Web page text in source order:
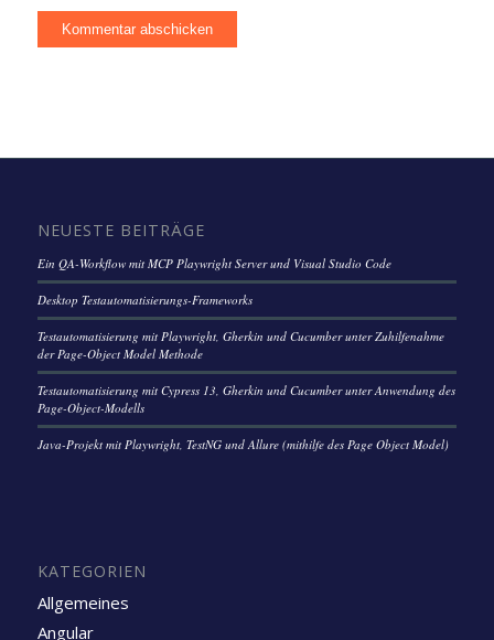
NEUESTE BEITRÄGE
Ein QA-Workflow mit MCP Playwright Server und Visual Studio Code
Desktop Testautomatisierungs-Frameworks
Testautomatisierung mit Playwright, Gherkin und Cucumber unter Zuhilfenahme
der Page-Object Model Methode
Testautomatisierung mit Cypress 13, Gherkin und Cucumber unter Anwendung des
Page-Object-Modells
Java-Projekt mit Playwright, TestNG und Allure (mithilfe des Page Object Model)
KATEGORIEN
Allgemeines
Angular